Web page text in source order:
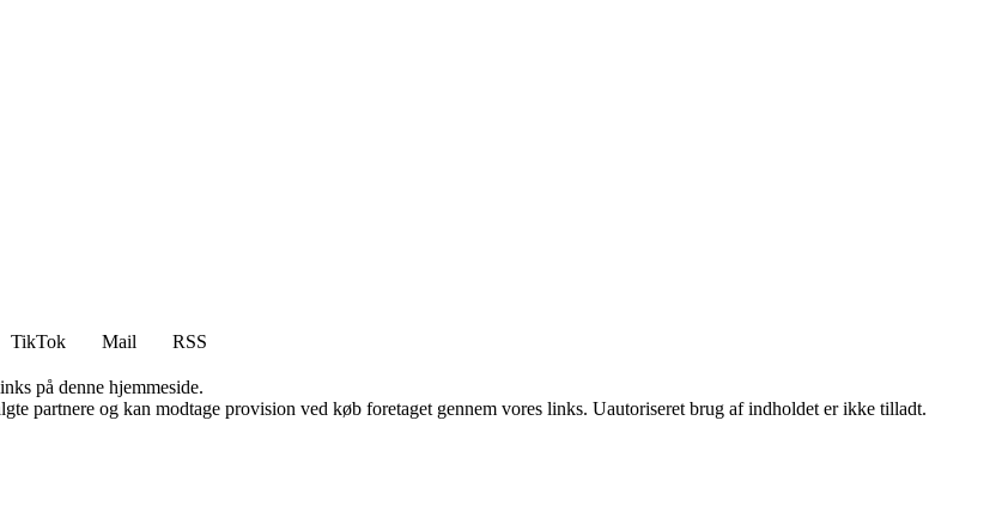
TikTok Mail
RSS
på denne hjemmeside.
partnere og kan modtage provision ved køb foretaget gennem vores links. Uautoriseret brug af indholdet er ikke tilladt.